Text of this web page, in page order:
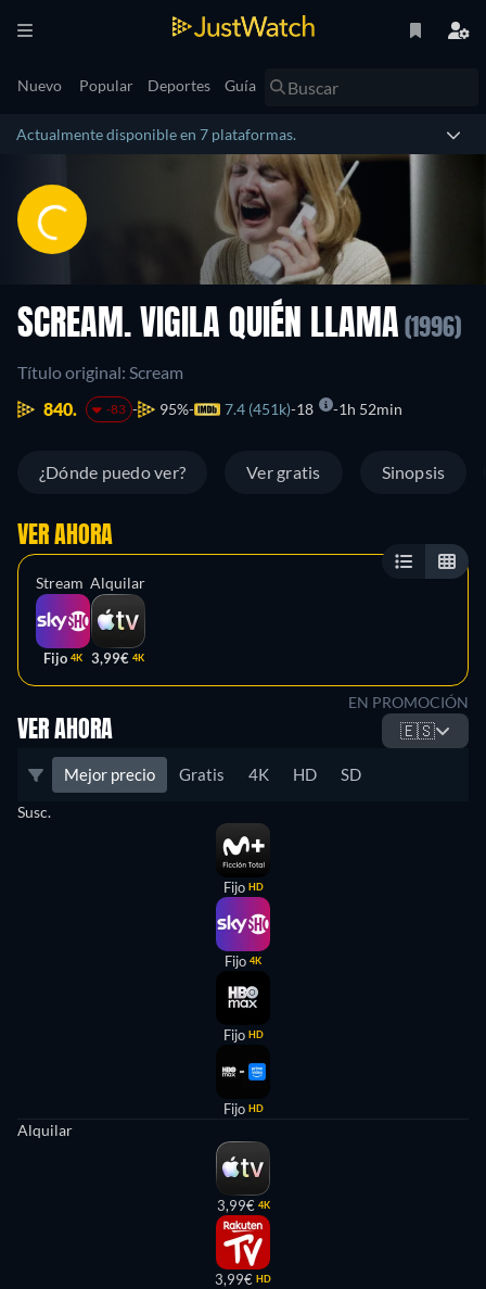
Nuevo Popular Deportes Guía
Actualmente disponible en 7 plataformas.
SCREAM. VIGILA QUIÉN LLAMA (1996)
Título original: Scream
840.
-83 95% 7.4 (451k) 18 1h 52min
¿Dónde puedo ver? Ver gratis Sinopsis
VER AHORA
Stream
Fijo 4K
Alquilar
3,99€ 4K
EN PROMOCIÓN
VER AHORA 🇪🇸
Mejor precio Gratis 4K HD SD
Susc.
Fijo HD
Fijo 4K
Fijo HD
Fijo HD
Alquilar
3,99€ 4K
3,99€ HD